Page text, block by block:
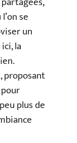
se
un
la
proposant
plus de